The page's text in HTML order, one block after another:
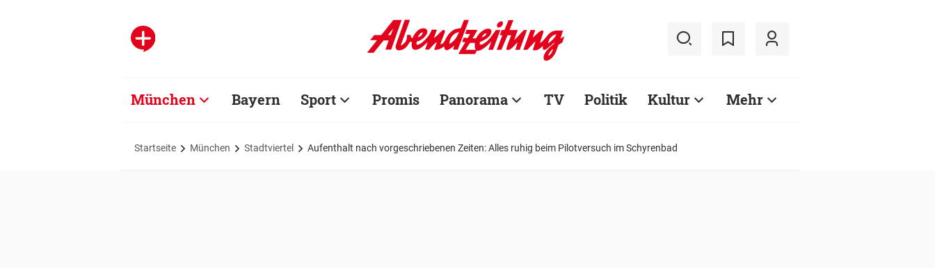
München Bayern Sport Promis Panorama TV Politik Kultur Mehr
Startseite München Stadtviertel Aufenthalt nach vorgeschriebenen Zeiten: Alles ruhig beim Pilotversuch im Schyrenbad